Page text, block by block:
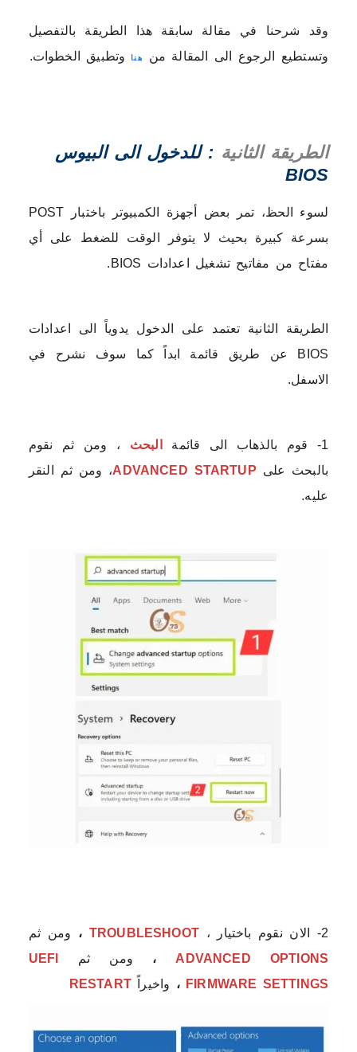
وقد شرحنا في مقالة سابقة هذا الطريقة بالتفصيل
وتستطيع الرجوع الى المقالة من
هنا وتطبيق الخطوات.
الطريقة الثانية : للدخول الى البيوس
BIOS
لسوء الحظ، تمر بعض أجهزة الكمبيوتر باختبار POST
بسرعة كبيرة بحيث لا يتوفر الوقت للضغط على أي
مفتاح من مفاتيح تشغيل اعدادات BIOS.
الطريقة الثانية تعتمد على الدخول يدوياً الى اعدادات
BIOS عن طريق قائمة ابداً كما سوف نشرح في
الاسفل.
1- قوم بالذهاب الى قائمة البحث ، ومن ثم نقوم
بالبحث على ADVANCED STARTUP، ومن ثم النقر
عليه.
2- الان نقوم باختيار ، TROUBLESHOOT ، ومن ثم
ADVANCED OPTIONS، ومن ثم
UEFI
FIRMWARE SETTINGS ، واخيراًRESTART